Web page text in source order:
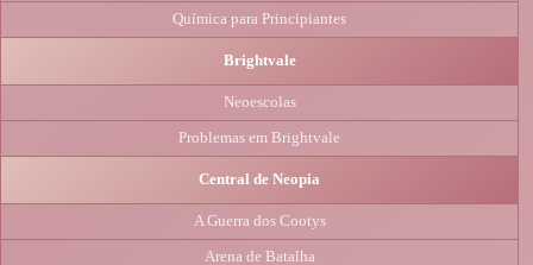
Química para Principiantes
Brightvale
Neoescolas
Problemas em Brightvale
Central de Neopia
A Guerra dos Cootys
Arena de Batalha